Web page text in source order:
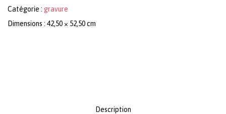
Catégorie : gravure
Dimensions : 42,50 × 52,50 cm
Description